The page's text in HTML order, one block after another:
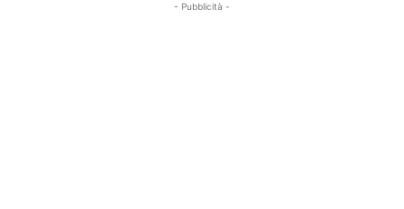
- Pubblicità -